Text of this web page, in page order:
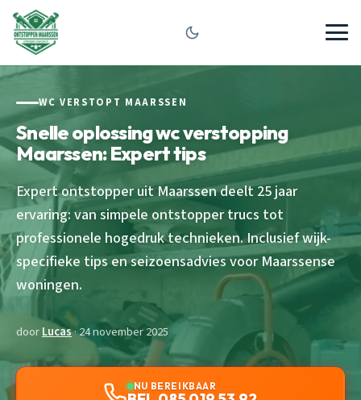
WC VERSTOPT MAARSSEN
Snelle oplossing wc verstopping
Maarssen: Expert tips
Expert ontstopper uit Maarssen deelt 25 jaar
ervaring: van simpele ontstopper trucs tot
professionele hogedruk technieken. Inclusief wijk-
specifieke tips en seizoensadvies voor Maarssense
woningen.
doorLucas· 24 november 2025
NU BEREIKBAAR